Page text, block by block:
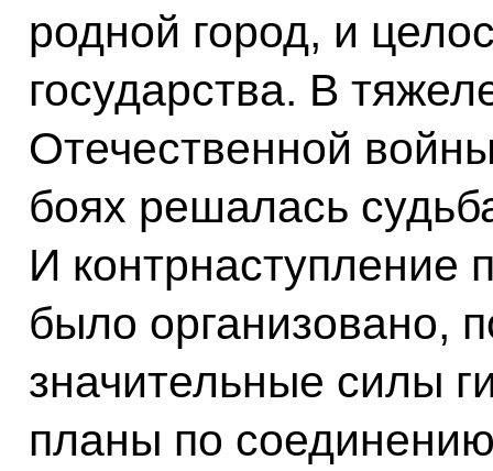
родной город, и
государства. В
Отечественной
боях решалась
И контрнаступление
было организовано,
значительные силы
планы по